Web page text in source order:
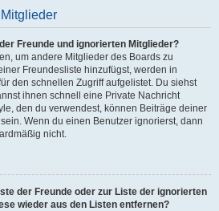
Freunde und ignorierten Mitglieder?
um andere Mitglieder des Boards zu
Freundesliste hinzufügst, werden in
den schnellen Zugriff aufgelistet. Du siehst
ihnen schnell eine Private Nachricht
den du verwendest, können Beiträge deiner
Wenn du einen Benutzer ignorierst, dann
nicht.
der Freunde oder zur Liste der ignorierten
wieder aus den Listen entfernen?